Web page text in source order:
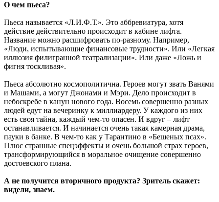
О чем пьеса?
Пьеса называется «Л.И.Ф.Т.». Это аббревиатура, хотя
действие действительно происходит в кабине лифта.
Название можно расшифровать по-разному. Например,
«Люди, испытывающие финансовые трудности». Или «Легкая
иллюзия филигранной театрализации». Или даже «Ложь и
фигня тоскливая».
Пьеса абсолютно космополитична. Героев могут звать Ванями
и Машами, а могут Джонами и Мэри. Дело происходит в
небоскребе в канун нового года. Восемь совершенно разных
людей едут на вечеринку к миллиардеру. У каждого из них
есть своя тайна, каждый чем-то опасен. И вдруг – лифт
останавливается. И начинается очень такая камерная драма,
пауки в банке. В чем-то как у Тарантино в «Бешеных псах».
Плюс странные спецэффекты и очень большой страх героев,
трансформирующийся в моральное очищение совершенно
достоевского плана.
А не получится вторичного продукта? Зритель скажет:
видели, знаем.